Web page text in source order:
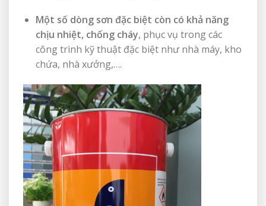
Một số dòng sơn đặc biệt còn có khả năng
chịu nhiệt, chống cháy, phục vụ trong các
công trình kỹ thuật đặc biệt như nhà máy, kho
chứa, nhà xưởng,….